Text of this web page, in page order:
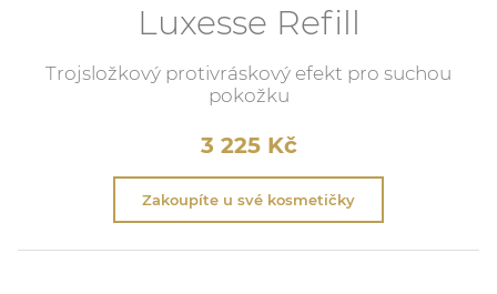
Luxesse Refill
Trojsložkový protivráskový efekt pro suchou
pokožku
3 225 Kč
Zakoupíte u své kosmetičky